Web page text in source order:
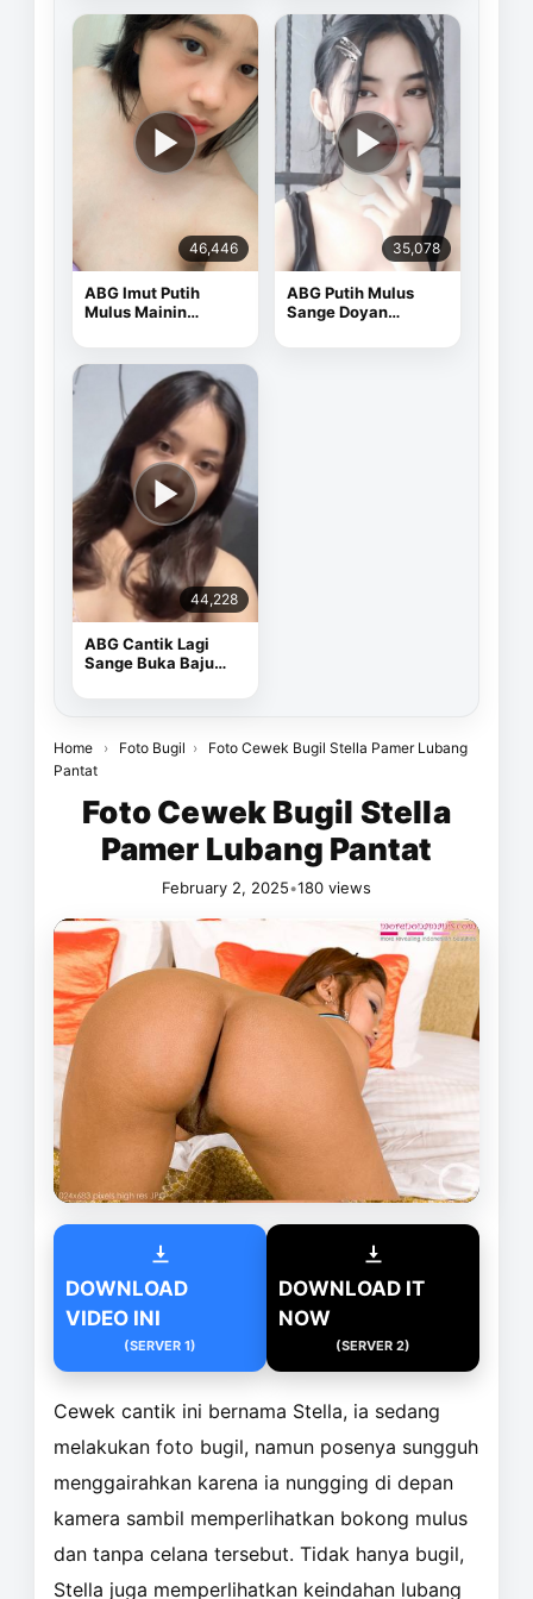
46,446
ABG Imut Putih
Mulus Mainin
35,078
ABG Putih Mulus
Sange Doyan
44,228
ABG Cantik Lagi
Sange Buka Baju
Home › Foto Bugil ›
Foto Cewek Bugil Stella Pamer Lubang
Pantat
Foto Cewek Bugil Stella
Pamer Lubang Pantat
February 2, 2025•180 views
DOWNLOAD
VIDEO INI
(SERVER 1)
DOWNLOAD IT
NOW
(SERVER 2)
Cewek cantik ini bernama Stella, ia sedang
melakukan foto bugil, namun posenya sungguh
menggairahkan karena ia nungging di depan
kamera sambil memperlihatkan bokong mulus
dan tanpa celana tersebut. Tidak hanya bugil,
Stella juga memperlihatkan keindahan lubang